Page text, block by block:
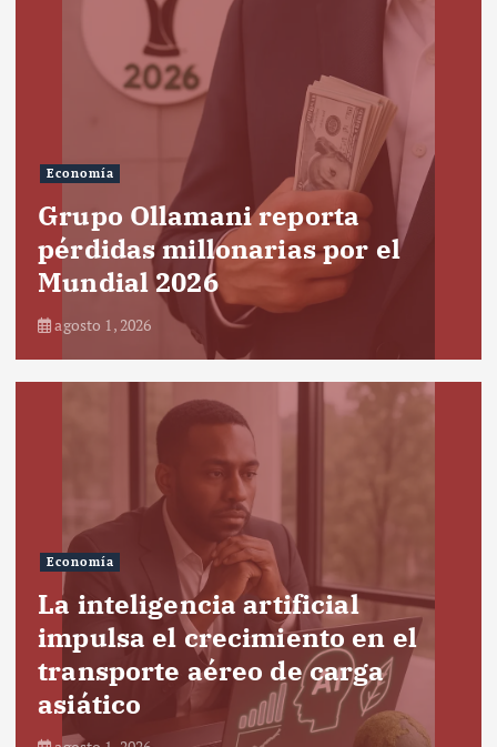
Economía
Grupo Ollamani reporta
pérdidas millonarias por el
Mundial 2026
agosto 1, 2026
Economía
La inteligencia artificial
impulsa el crecimiento en el
transporte aéreo de carga
asiático